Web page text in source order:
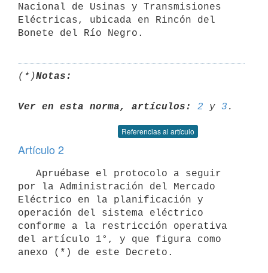
Nacional de Usinas y Transmisiones
Eléctricas, ubicada en Rincón del
(*)Notas:
Ver en esta norma, artículos: 2 y 3
Referencias al artículo
Artículo 2
por la Administración del Mercado
Eléctrico en la planificación y
operación del sistema eléctrico
conforme a la restricción operativa
del artículo 1°, y que figura como
anexo (*) de este Decreto.